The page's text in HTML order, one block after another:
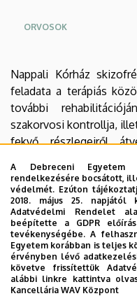
A Debreceni Egyetem
rendelkezésére bocsátott,
védelmét. Ezúton
2018. május 25. napjától
Adatvédelmi Rendelet
beépítette a GDPR
tevékenységébe. A
Egyetem korábban is teljes
érvényben lévő
követve frissítettük
alábbi linkre kattintva
Kancellária WAV Központ
ORVOSOK
Oldalmenu
KEK
Angol
Oldalmenü
KEK
Német
Nappali Kórház
feladata a terápiás
további
szakorvosi kontrollja,
fekvő részlegeiről
szükséges a fokozatos
közösségbe.
A járóbeteg-
fokozatos elengedés-
felkészítjük
reintegrációra,
biztosítunk számukra.